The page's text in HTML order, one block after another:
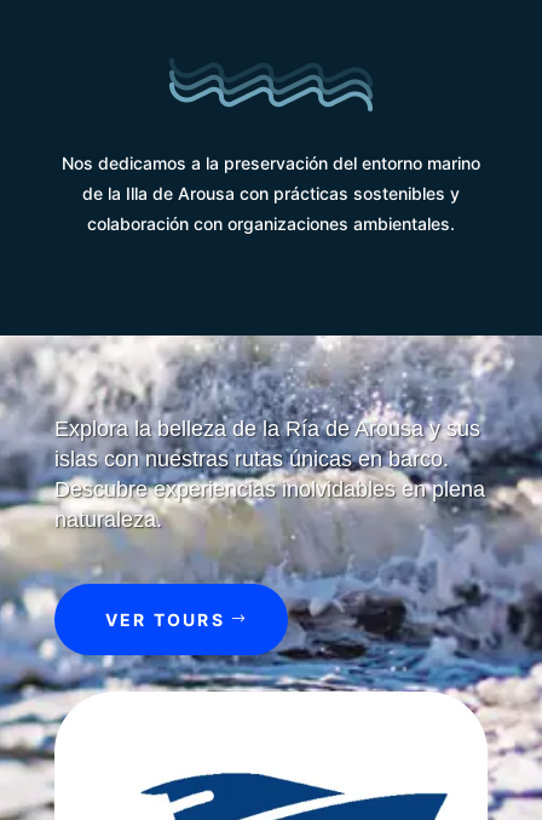
Nos dedicamos a la preservación del entorno marino
de la Illa de Arousa con prácticas sostenibles y
colaboración con organizaciones ambientales.
Explora la belleza de la Ría de Arousa y sus
islas con nuestras rutas únicas en barco.
Descubre experiencias inolvidables en plena
naturaleza.
VER TOURS